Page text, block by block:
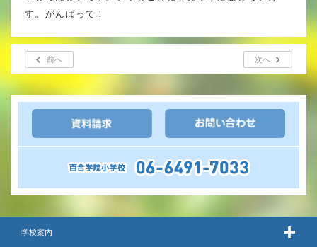
す。がんばって！
前へ 次へ
学校案内
いじめ防止基本方針